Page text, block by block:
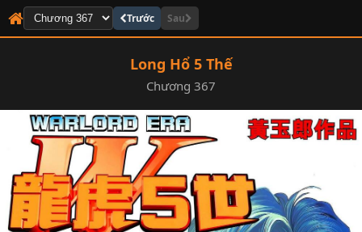
Trước Sau
Long Hổ 5 Thế
Chương 367